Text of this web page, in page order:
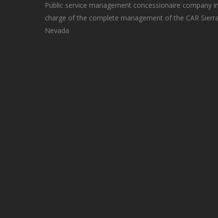
Public service management concessionaire company
charge of the complete management of the CAR
Nevada